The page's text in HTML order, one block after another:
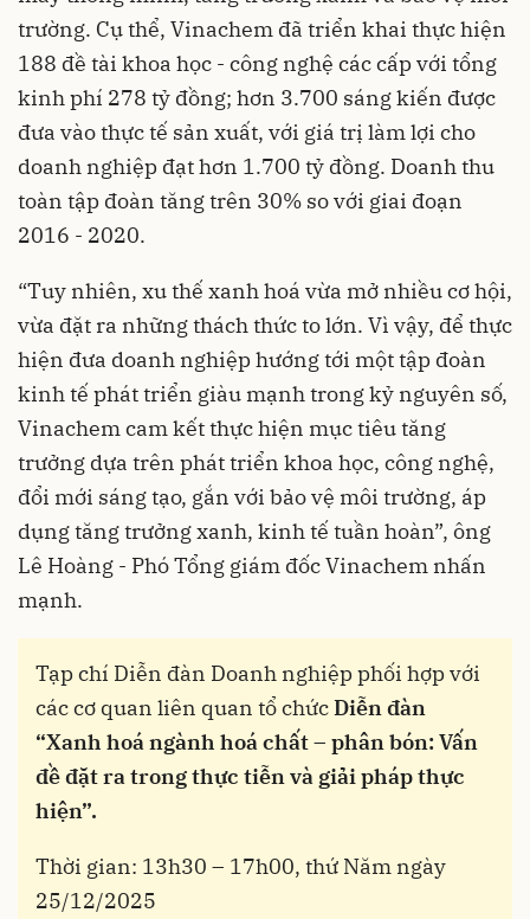
trường. Cụ thể, Vinachem đã triển khai thực hiện
188 đề tài khoa học - công nghệ các cấp với tổng
kinh phí 278 tỷ đồng; hơn 3.700 sáng kiến được
đưa vào thực tế sản xuất, với giá trị làm lợi cho
doanh nghiệp đạt hơn 1.700 tỷ đồng. Doanh thu
toàn tập đoàn tăng trên 30% so với giai đoạn
2016 - 2020.
“Tuy nhiên, xu thế xanh hoá vừa mở nhiều cơ hội,
vừa đặt ra những thách thức to lớn. Vì vậy, để thực
hiện đưa doanh nghiệp hướng tới một tập đoàn
kinh tế phát triển giàu mạnh trong kỷ nguyên số,
Vinachem cam kết thực hiện mục tiêu tăng
trưởng dựa trên phát triển khoa học, công nghệ,
đổi mới sáng tạo, gắn với bảo vệ môi trường, áp
dụng tăng trưởng xanh, kinh tế tuần hoàn”, ông
Lê Hoàng - Phó Tổng giám đốc Vinachem nhấn
mạnh.
Tạp chí Diễn đàn Doanh nghiệp phối hợp với
các cơ quan liên quan tổ chứcDiễn đàn
“Xanh hoá ngành hoá chất – phân bón: Vấn
đề đặt ra trong thực tiễn và giải pháp thực
hiện”.
Thời gian: 13h30 – 17h00, thứ Năm ngày
25/12/2025